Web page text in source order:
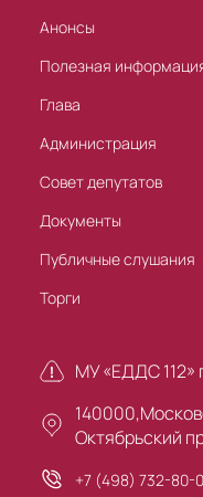
Анонсы
Полезная
Глава
Администрация
Совет депутатов
Документы
Публичные слушания
Торги
МУ «ЕДДС 112»
Октябрьский
+7 (498) 732-80-